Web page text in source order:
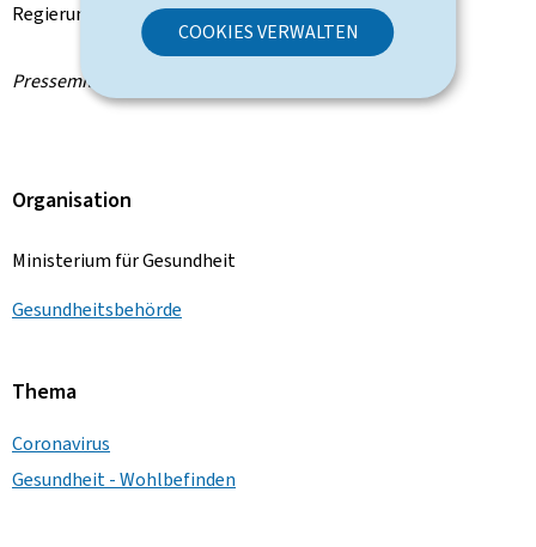
COOKIES VERWALTEN
Regierung unterwww.covid19.lu.
Pressemitteilung des Ministeriums für Gesundheit
Organisation
Ministerium für Gesundheit
Gesundheitsbehörde
Thema
Coronavirus
Gesundheit - Wohlbefinden